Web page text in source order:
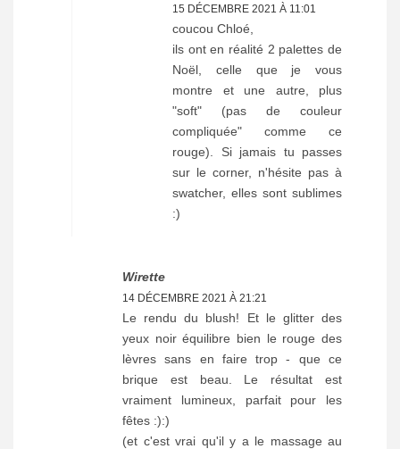
15 DÉCEMBRE 2021 À 11:01
coucou Chloé,
ils ont en réalité 2 palettes de
Noël, celle que je vous
montre et une autre, plus
"soft" (pas de couleur
compliquée" comme ce
rouge). Si jamais tu passes
sur le corner, n'hésite pas à
swatcher, elles sont sublimes
:)
Wirette
14 DÉCEMBRE 2021 À 21:21
Le rendu du blush! Et le glitter des
yeux noir équilibre bien le rouge des
lèvres sans en faire trop - que ce
brique est beau. Le résultat est
vraiment lumineux, parfait pour les
fêtes :):)
(et c'est vrai qu'il y a le massage au